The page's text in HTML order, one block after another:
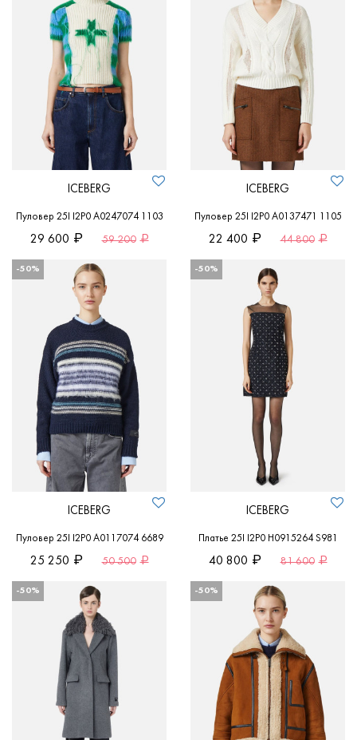
ICEBERG
Пуловер 25I I2P0 A0247074 1103
29 600 59 200
ICEBERG
Пуловер 25I I2P0 A0137471 1105
22 400 44 800
-50%
ICEBERG
Пуловер 25I I2P0 A0117074 6689
25 250 50 500
-50%
ICEBERG
Платье 25I I2P0 H0915264 S981
40 800 81 600
-50% -50%